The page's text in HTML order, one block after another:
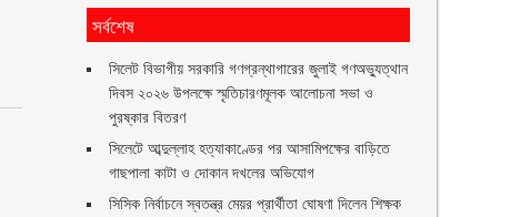
সর্বশেষ
সিলেট বিভাগীয় সরকারি গণগ্রন্থাগারের জুলাই গণঅভ্যুত্থান
দিবস ২০২৬ উপলক্ষে স্মৃতিচারণমূলক আলোচনা সভা ও
পুরষ্কার বিতরণ ‎ ‎
সিলেটে আব্দুল্লাহ হত্যাকাণ্ডের পর আসামিপক্ষের বাড়িতে
গাছপালা কাটা ও দোকান দখলের অভিযোগ
সিসিক নির্বাচনে স্বতন্ত্র মেয়র প্রার্থীতা ঘোষণা দিলেন শিক্ষক